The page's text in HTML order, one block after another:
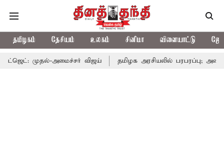
தமிழகம் தேசியம் உலகம் சினிமா விளையாட்டு
அமைச்சர் விஜய் தமிழக அரசியலில் பரபரப்பு; அமைச்சர்